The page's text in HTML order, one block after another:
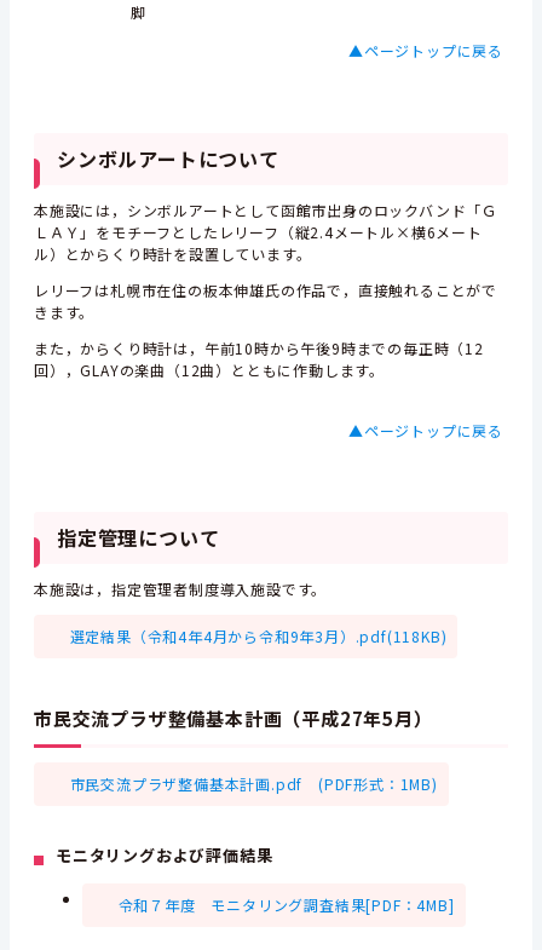
脚
▲ページトップに戻る
シンボルアートについて
本施設には，シンボルアートとして函館市出身のロックバンド「Ｇ
ＬＡＹ」をモチーフとしたレリーフ（縦2.4メートル×横6メート
ル）とからくり時計を設置しています。
レリーフは札幌市在住の板本伸雄氏の作品で，直接触れることがで
きます。
また，からくり時計は，午前10時から午後9時までの毎正時（12
回），GLAYの楽曲（12曲）とともに作動します。
▲ページトップに戻る
指定管理について
本施設は，指定管理者制度導入施設です。
選定結果（令和4年4月から令和9年3月）.pdf(118KB)
市民交流プラザ整備基本計画（平成27年5月）
市民交流プラザ整備基本計画.pdf (PDF形式：1MB)
モニタリングおよび評価結果
令和７年度 モニタリング調査結果[PDF：4MB]